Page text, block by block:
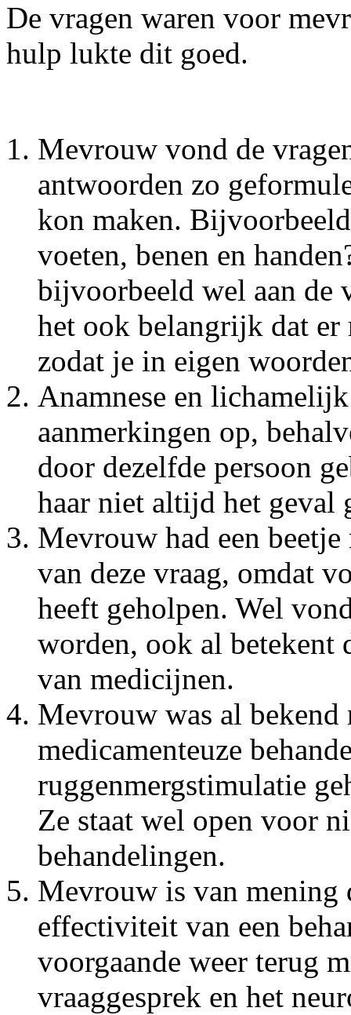
De vragen waren voor
hulp lukte dit goed.
Mevrouw vond de
antwoorden zo
kon maken.
voeten, benen en
bijvoorbeeld wel aan de
het ook belangrijk dat
zodat je in eigen
Anamnese en
aanmerkingen op,
door dezelfde persoon
haar niet altijd het geval
Mevrouw had een
van deze vraag, omdat
heeft geholpen. Wel
worden, ook al betekent
van medicijnen.
Mevrouw was al
medicamenteuze
ruggenmergstimulatie
Ze staat wel open voor
behandelingen.
Mevrouw is van mening
effectiviteit van een
voorgaande weer terug
vraaggesprek en het